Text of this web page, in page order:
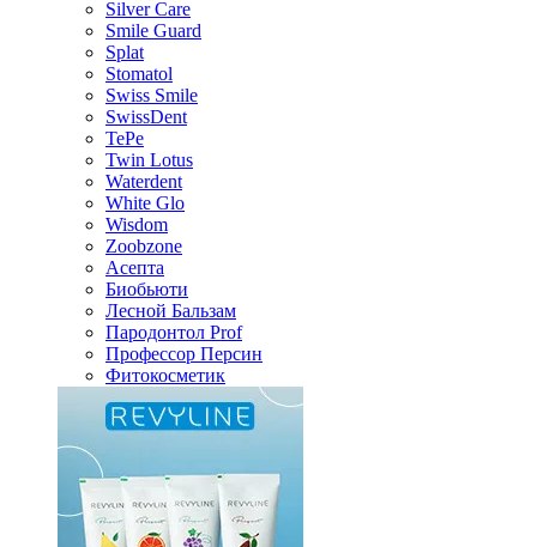
Silver Care
Smile Guard
Splat
Stomatol
Swiss Smile
SwissDent
TePe
Twin Lotus
Waterdent
White Glo
Wisdom
Zoobzone
Асепта
Биобьюти
Лесной Бальзам
Пародонтол Prof
Профессор Персин
Фитокосметик